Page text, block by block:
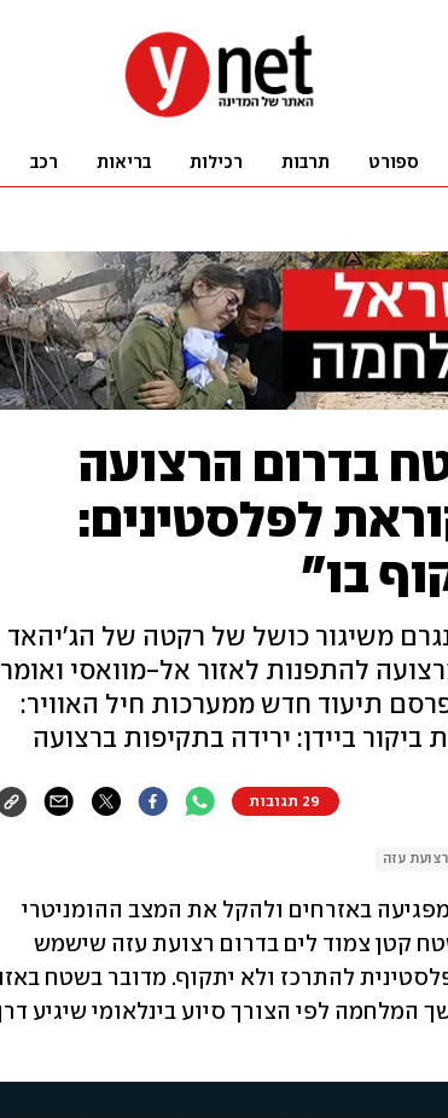
ספורט תרבות רכילות בריאות רכב
בדרום הרצועה
לפלסטינים:
בו"
משיגור כושל של רקטה של הג'יהאד
להתפנות לאזור אל-מוואסי ואומר
תיעוד חדש ממערכות חיל האוויר:
ביידן: ירידה בתקיפות ברצועה
29 תגובות
רצועת עזה